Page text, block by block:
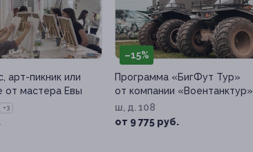
арт-пикник или
от мастера Евы
+3
–15%
Программа «БигФут Тур»
от компании «Воентанктур»
ш, д. 108
от 9 775 руб.